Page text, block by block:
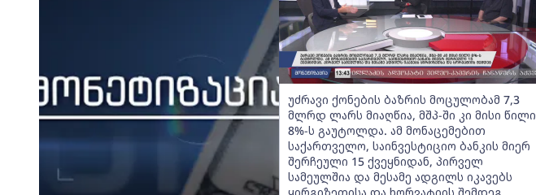
უძრავი ქონების ბაზრის მოცულობამ 7,3
მლრდ ლარს მიაღწია, მშპ-ში კი მისი წილი
8%-ს გაუტოლდა. ამ მონაცემებით
საქართველო, საინვესტიციო ბანკის მიერ
შერჩეული 15 ქვეყნიდან, პირველ
სამეულშია და მესამე ადგილს იკავებს